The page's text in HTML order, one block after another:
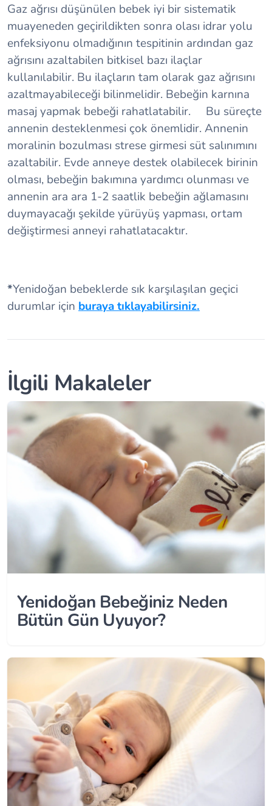
Gaz ağrısı düşünülen bebek iyi bir sistematik
muayeneden geçirildikten sonra olası idrar yolu
enfeksiyonu olmadığının tespitinin ardından gaz
ağrısını azaltabilen bitkisel bazı ilaçlar
kullanılabilir. Bu ilaçların tam olarak gaz ağrısını
azaltmayabileceği bilinmelidir. Bebeğin karnına
masaj yapmak bebeği rahatlatabilir. Bu süreçte
annenin desteklenmesi çok önemlidir. Annenin
moralinin bozulması strese girmesi süt salınımını
azaltabilir. Evde anneye destek olabilecek birinin
olması, bebeğin bakımına yardımcı olunması ve
annenin ara ara 1-2 saatlik bebeğin ağlamasını
duymayacağı şekilde yürüyüş yapması, ortam
değiştirmesi anneyi rahatlatacaktır.
*Yenidoğan bebeklerde sık karşılaşılan geçici
durumlar için buraya tıklayabilirsiniz.
İlgili Makaleler
Yenidoğan Bebeğiniz Neden
Bütün Gün Uyuyor?